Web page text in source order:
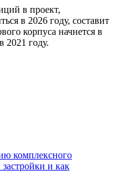
в проект,
в 2026 году, составит
корпуса начнется в
2021 году.
комплексного
и как